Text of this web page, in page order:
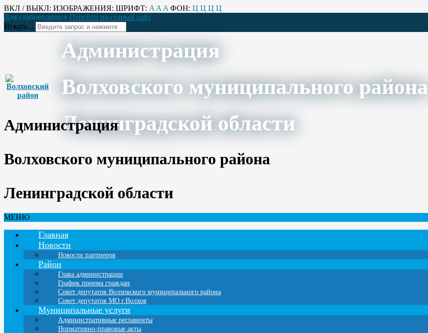
ВКЛ / ВЫКЛ: ИЗОБРАЖЕНИЯ: ШРИФТ: A A A ФОН: Ц Ц Ц Ц
Для слабовидящих Перейти на старый сайт
Искать...
Администрация
Волховского муниципального района
Ленинградской области
Администрация
Волховского муниципального района
Ленинградской области
МЕНЮ
Главная
Новости
Новости партнеров
Район
Глава администрации
График приема граждан
Совет депутатов Волховского муниципального района
Совет депутатов МО г.Волхов
Муниципальные услуги
Административные регламенты
Нормативно-правовые акты